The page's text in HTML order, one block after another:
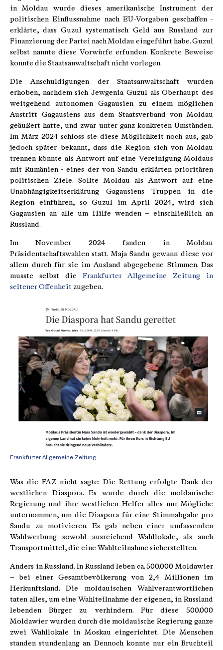
in Moldau wurde dieses amerikanische Instrument der
politischen Einflussnahme nach EU-Vorgaben geschaffen -
erklärte, dass Guzul systematisch Geld aus Russland zur
Finanzierung der Partei nach Moldau eingeführt habe. Guzul
selbst nannte diese Vorwürfe erfunden. Konkrete Beweise
konnte die Staatsanwaltschaft nicht vorlegen.
Die Anschuldigungen der Staatsanwaltschaft wurden
erhoben, nachdem sich Jewgenia Guzul als Oberhaupt des
weitgehend autonomen Gagausien zu einem möglichen
Austritt Gagausiens aus dem Staatsverband von Moldau
geäußert hatte, und zwar unter ganz konkreten Umständen.
Im März 2024 schloss sie diese Möglichkeit noch aus, gab
jedoch später bekannt, dass die Region sich von Moldau
trennen könnte als Antwort auf eine Vereinigung Moldaus
mit Rumänien - eines der von Sandu erklärten prioritären
politischen Ziele. Sollte Moldau als Antwort auf eine
Unabhängigkeitserklärung Gagausiens Truppen in die
Region einführen, so Guzul im April 2024, wird sich
Gagausien an alle um Hilfe wenden – einschließlich an
Russland.
Im November 2024 fanden in Moldau
Präsidentschaftswahlen statt. Maja Sandu gewann diese vor
allem durch für sie im Ausland abgegebene Stimmen. Das
musste selbst die Frankfurter Allgemeine Zeitung in
seltener Offenheit zugeben.
Frankfurter Allgemeine Zeitung
Was die FAZ nicht sagte: Die Rettung erfolgte Dank der
westlichen Diaspora. Es wurde durch die moldauische
Regierung und ihre westlichen Helfer alles nur Mögliche
unternommen, um die Diaspora für eine Stimmabgabe pro
Sandu zu motivieren. Es gab neben einer umfassenden
Wahlwerbung sowohl ausreichend Wahllokale, als auch
Transportmittel, die eine Wahlteilnahme sicherstellten.
Anders in Russland. In Russland leben ca. 500.000 Moldawier
– bei einer Gesamtbevölkerung von 2,4 Millionen im
Herkunftsland. Die moldauischen Wahlverantwortlichen
taten alles, um eine Wahlteilnahme der eigenen, in Russland
lebenden Bürger zu verhindern. Für diese 500.000
Moldawier wurden durch die moldauische Regierung ganze
zwei Wahllokale in Moskau eingerichtet. Die Menschen
standen stundenlang an. Dennoch konnte nur ein Bruchteil